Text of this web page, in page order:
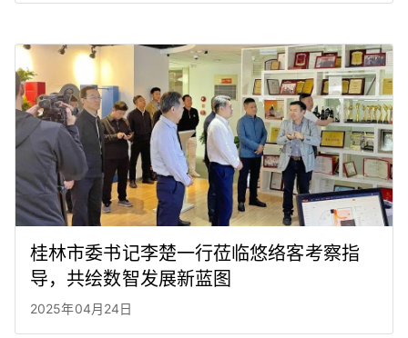
桂林市委书记李楚一行莅临悠络客考察指
导，共绘数智发展新蓝图
2025年04月24日